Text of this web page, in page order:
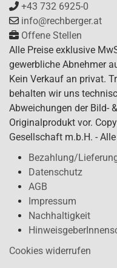
+43 732 6925-0
info@rechberger.at
Offene Stellen
Alle Preise exklusive
gewerbliche Abnehmer
Kein Verkauf an privat.
behalten wir uns
Abweichungen der Bild-
Originalprodukt vor.
Gesellschaft m.b.H. -
Bezahlung/
Datenschutz
AGB
Impressum
Nachhaltigkeit
Cookies widerrufen